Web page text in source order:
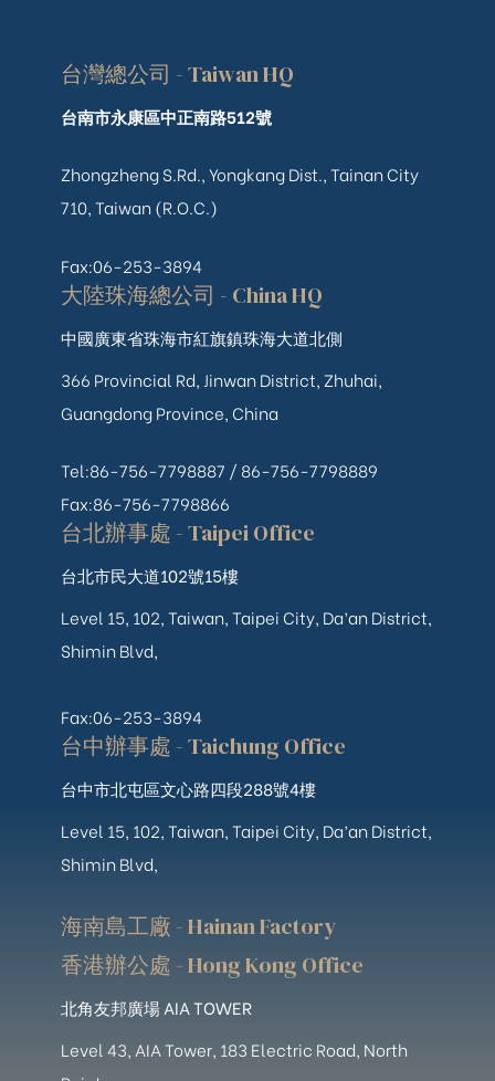
台灣總公司 - Taiwan HQ
台南市永康區中正南路512號
Zhongzheng S.Rd., Yongkang Dist., Tainan City
710, Taiwan (R.O.C.)
Fax:06-253-3894
大陸珠海總公司 - China HQ
中國廣東省珠海市紅旗鎮珠海大道北側
366 Provincial Rd, Jinwan District, Zhuhai,
Guangdong Province, China
Tel:86-756-7798887 / 86-756-7798889
Fax:86-756-7798866
台北辦事處 - Taipei Office
台北市民大道102號15樓
Level 15, 102, Taiwan, Taipei City, Da’an District,
Shimin Blvd,
Fax:06-253-3894
台中辦事處 - Taichung Office
台中市北屯區文心路四段288號4樓
Level 15, 102, Taiwan, Taipei City, Da’an District,
Shimin Blvd,
海南島工廠 - Hainan Factory
香港辦公處 - Hong Kong Office
北角友邦廣場 AIA TOWER
Level 43, AIA Tower, 183 Electric Road, North